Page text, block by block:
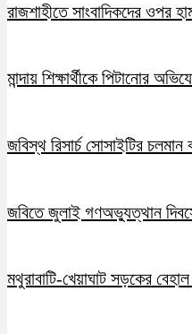
রাজশাহীতে সাংবাদিকদের ওপর
মান্দায় শিক্ষার্থীকে পিটানোর
জবিস্থ রিসার্চ সোসাইটির চলমান
জবিতে জুলাই গণঅভ্যুত্থান
মথুরাবাটি-খেয়াঘাট সড়কের